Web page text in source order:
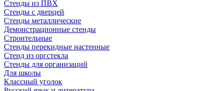
Стенды из ПВХ
Стенды с дверцей
Стенды металлические
Демонстрационные стенды
Строительные
Стенды перекидные настенные
Стенд из оргстекла
Стенды для организаций
Для школы
Классный уголок